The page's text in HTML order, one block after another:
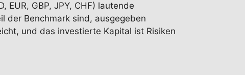
GBP, JPY, CHF) lautende
der Benchmark sind, ausgegeben
und das investierte Kapital ist Risiken